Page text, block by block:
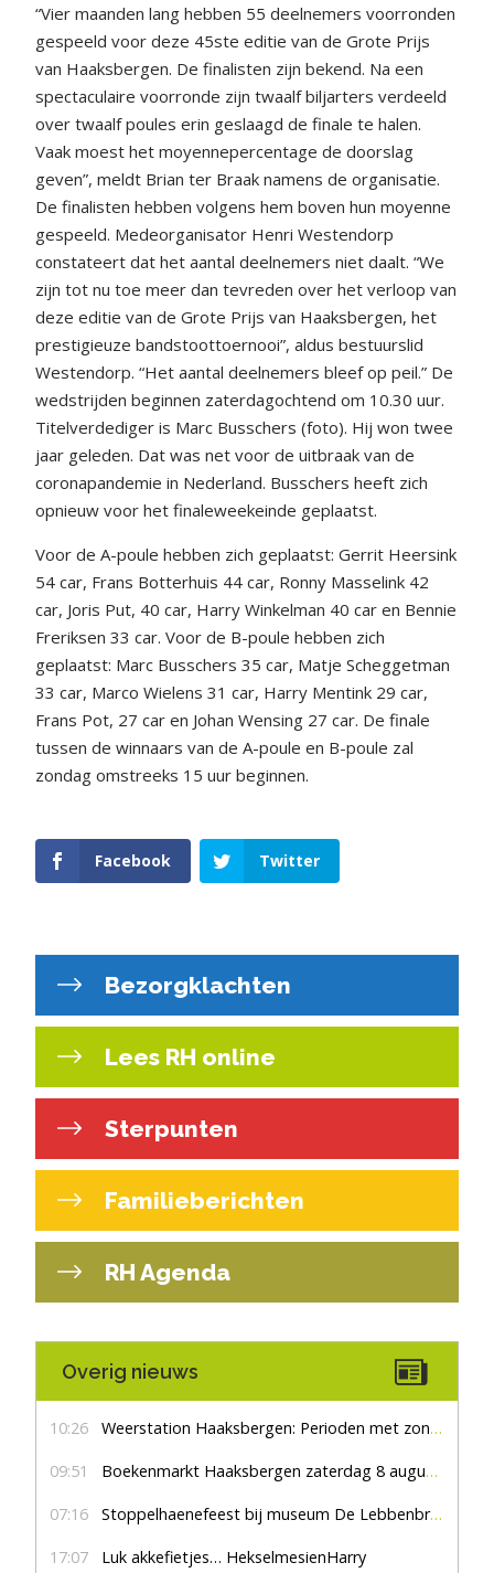
“Vier maanden lang hebben 55 deelnemers voorronden
gespeeld voor deze 45ste editie van de Grote Prijs
van Haaksbergen. De finalisten zijn bekend. Na een
spectaculaire voorronde zijn twaalf biljarters verdeeld
over twaalf poules erin geslaagd de finale te halen.
Vaak moest het moyennepercentage de doorslag
geven”, meldt Brian ter Braak namens de organisatie.
De finalisten hebben volgens hem boven hun moyenne
gespeeld. Medeorganisator Henri Westendorp
constateert dat het aantal deelnemers niet daalt. “We
zijn tot nu toe meer dan tevreden over het verloop van
deze editie van de Grote Prijs van Haaksbergen, het
prestigieuze bandstoottoernooi”, aldus bestuurslid
Westendorp. “Het aantal deelnemers bleef op peil.” De
wedstrijden beginnen zaterdagochtend om 10.30 uur.
Titelverdediger is Marc Busschers (foto). Hij won twee
jaar geleden. Dat was net voor de uitbraak van de
coronapandemie in Nederland. Busschers heeft zich
opnieuw voor het finaleweekeinde geplaatst.
Voor de A-poule hebben zich geplaatst: Gerrit Heersink
54 car, Frans Botterhuis 44 car, Ronny Masselink 42
car, Joris Put, 40 car, Harry Winkelman 40 car en Bennie
Freriksen 33 car. Voor de B-poule hebben zich
geplaatst: Marc Busschers 35 car, Matje Scheggetman
33 car, Marco Wielens 31 car, Harry Mentink 29 car,
Frans Pot, 27 car en Johan Wensing 27 car. De finale
tussen de winnaars van de A-poule en B-poule zal
zondag omstreeks 15 uur beginnen.
Facebook Twitter
Bezorgklachten
Lees RH online
Sterpunten
Familieberichten
RH Agenda
Overig nieuws
10:26 Weerstation Haaksbergen: Perioden met zon en droog
09:51 Boekenmarkt Haaksbergen zaterdag 8 augustus, marktplein Haaksbergen
07:16 Stoppelhaenefeest bij museum De Lebbenbrugge
17:07 Luk akkefietjes… HekselmesienHarry